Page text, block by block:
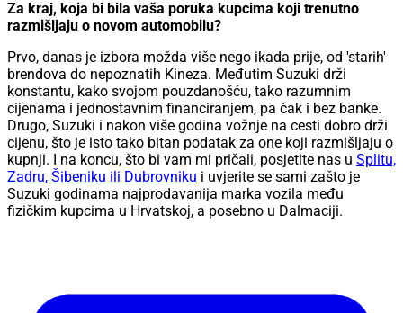
Za kraj, koja bi bila vaša poruka kupcima koji trenutno
razmišljaju o novom automobilu?
Prvo, danas je izbora možda više nego ikada prije, od 'starih'
brendova do nepoznatih Kineza. Međutim Suzuki drži
konstantu, kako svojom pouzdanošću, tako razumnim
cijenama i jednostavnim financiranjem, pa čak i bez banke.
Drugo, Suzuki i nakon više godina vožnje na cesti dobro drži
cijenu, što je isto tako bitan podatak za one koji razmišljaju o
kupnji. I na koncu, što bi vam mi pričali, posjetite nas u Splitu,
Zadru, Šibeniku ili Dubrovniku i uvjerite se sami zašto je
Suzuki godinama najprodavanija marka vozila među
fizičkim kupcima u Hrvatskoj, a posebno u Dalmaciji.